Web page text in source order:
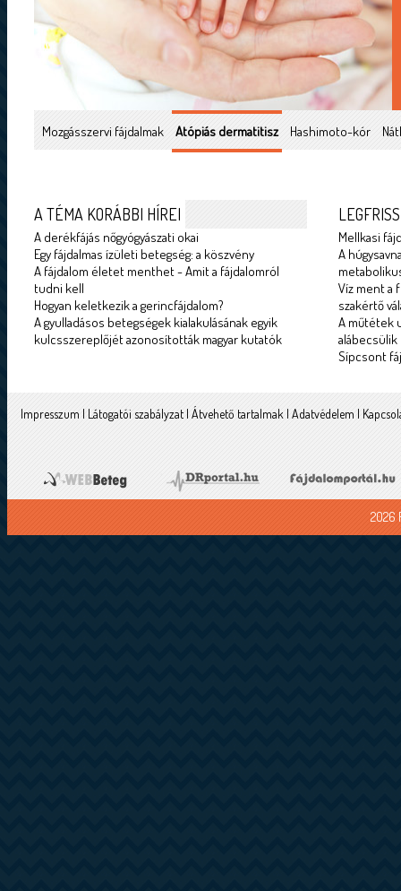
Mozgásszervi fájdalmak Atópiás dermatitisz Hashimoto-kór
A TÉMA KORÁBBI HÍREI
A derékfájás nőgyógyászati okai
Egy fájdalmas ízületi betegség: a köszvény
A fájdalom életet menthet - Amit a fájdalomról
tudni kell
Hogyan keletkezik a gerincfájdalom?
A gyulladásos betegségek kialakulásának egyik
kulcsszereplőjét azonosították magyar kutatók
Mellkasi
A
Víz ment a
szakértő
A műtétek
alábecsülik
Sípcsont
Impresszum | Látogatói szabályzat | Átvehető tartalmak | Adatvédelem |
2026